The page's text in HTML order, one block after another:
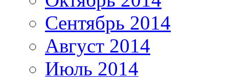
Сентябрь 2014
Август 2014
Июль 2014